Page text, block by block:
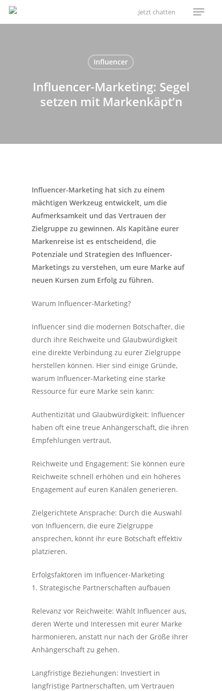
Skip
Jetzt chatten Menu
Influencer
Influencer-Marketing: Segel
setzen mit Markenkäpt’n
Influencer-Marketing hat sich zu einem
mächtigen Werkzeug entwickelt, um die
Aufmerksamkeit und das Vertrauen der
Zielgruppe zu gewinnen. Als Kapitäne eurer
Markenreise ist es entscheidend, die
Potenziale und Strategien des Influencer-
Marketings zu verstehen, um eure Marke auf
neuen Kursen zum Erfolg zu führen.
Warum Influencer-Marketing?
Influencer sind die modernen Botschafter, die
durch ihre Reichweite und Glaubwürdigkeit
eine direkte Verbindung zu eurer Zielgruppe
herstellen können. Hier sind einige Gründe,
warum Influencer-Marketing eine starke
Ressource für eure Marke sein kann:
Authentizität und Glaubwürdigkeit: Influencer
haben oft eine treue Anhängerschaft, die ihren
Empfehlungen vertraut.
Reichweite und Engagement: Sie können eure
Reichweite schnell erhöhen und ein höheres
Engagement auf euren Kanälen generieren.
Zielgerichtete Ansprache: Durch die Auswahl
von Influencern, die eure Zielgruppe
ansprechen, könnt ihr eure Botschaft effektiv
platzieren.
Erfolgsfaktoren im Influencer-Marketing
1. Strategische Partnerschaften aufbauen
Relevanz vor Reichweite: Wählt Influencer aus,
deren Werte und Interessen mit eurer Marke
harmonieren, anstatt nur nach der Größe ihrer
Anhängerschaft zu gehen.
Langfristige Beziehungen: Investiert in
langfristige Partnerschaften, um Vertrauen